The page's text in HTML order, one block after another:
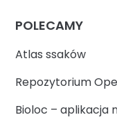
POLECAMY
Atlas ssaków
Repozytorium
Bioloc – aplikacja